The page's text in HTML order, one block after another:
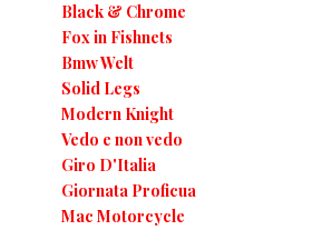
Black & Chrome
Fox in Fishnets
Bmw Welt
Solid Legs
Modern Knight
Vedo e non vedo
Giro D'Italia
Giornata Proficua
Mac Motorcycle